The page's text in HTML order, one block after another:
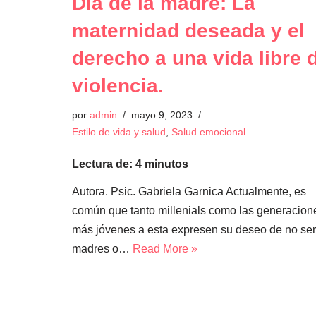
maternidad deseada y el
derecho a una vida libre
violencia.
por admin
mayo 9, 2023
Estilo de vida y salud
Salud emocional
Lectura de: 4 minutos
Autora. Psic. Gabriela Garnica Actualmente, es
común que tanto millenials como las
más jóvenes a esta expresen su deseo de no ser
madres o… Read More »